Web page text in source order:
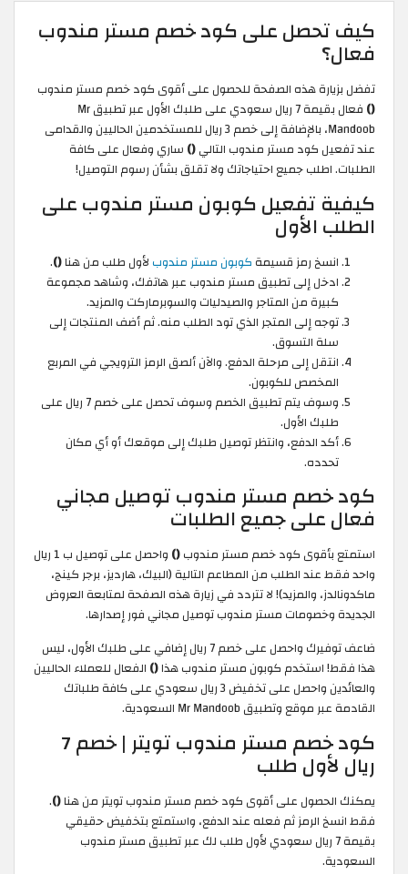
كيف تحصل على كود خصم مستر مندوب
فعال؟
تفضل بزيارة هذه الصفحة للحصول على أقوى كود خصم مستر مندوب
()
فعال بقيمة 7 ريال سعودي على طلبك الأول عبر تطبيق Mr
Mandoob، بالإضافة إلى خصم 3 ريال للمستخدمين الحاليين والقدامى
عند تفعيل كود مستر مندوب التالي() ساري وفعال على كافة
الطلبات. اطلب جميع احتياجاتك ولا تقلق بشأن رسوم التوصيل!
كيفية تفعيل كوبون مستر مندوب على
الطلب الأول
انسخ رمز قسيمة كوبون مستر مندوبلأول طلب من هنا()
.
ادخل إلى تطبيق مستر مندوب عبر هاتفك، وشاهد مجموعة
كبيرة من المتاجر والصيدليات والسوبرماركت والمزيد.
توجه إلى المتجر الذي تود الطلب منه. ثم أضف المنتجات إلى
سلة التسوق.
انتقل إلى مرحلة الدفع. والآن ألصق الرمز الترويجي في المربع
المخصص للكوبون.
وسوف يتم تطبيق الخصم وسوف تحصل على خصم 7 ريال على
طلبك الأول.
أكد الدفع، وانتظر توصيل طلبك إلى موقعك أو أي مكان
تحدده.
كود خصم مستر مندوب توصيل مجاني
فعال على جميع الطلبات
استمتع بأقوى كود خصم مستر مندوب()
واحصل على توصيل ب 1 ريال
واحد فقط عند الطلب من المطاعم التالية (البيك، هارديز، برجر كينج،
ماكدونالدز، والمزيد)! لا تتردد في زيارة هذه الصفحة لمتابعة العروض
الجديدة وخصومات مستر مندوب توصيل مجاني فور إصدارها.
ضاعف توفيرك واحصل على خصم 7 ريال إضافي على طلبك الأول، ليس
هذا فقط! استخدم كوبون مستر مندوب هذا() الفعال للعملاء الحاليين
والعائدين واحصل على تخفيض 3 ريال سعودي على كافة طلباتك
القادمة عبر موقع وتطبيق Mr Mandoob السعودية.
كود خصم مستر مندوب تويتر | خصم 7
ريال لأول طلب
يمكنك الحصول على أقوى كود خصم مستر مندوب تويتر من هنا()
.
فقط انسخ الرمز ثم فعله عند الدفع، واستمتع بتخفيض حقيقي
بقيمة 7 ريال سعودي لأول طلب لك عبر تطبيق مستر مندوب
السعودية.